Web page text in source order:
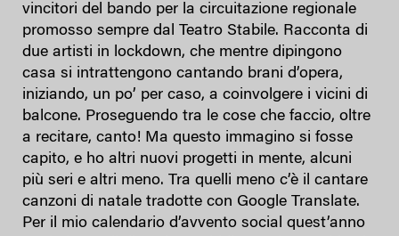
vincitori del bando per la circuitazione regionale
promosso sempre dal Teatro Stabile. Racconta di
due artisti in lockdown, che mentre dipingono
casa si intrattengono cantando brani d’opera,
iniziando, un po’ per caso, a coinvolgere i vicini di
balcone. Proseguendo tra le cose che faccio, oltre
a recitare, canto! Ma questo immagino si fosse
capito, e ho altri nuovi progetti in mente, alcuni
più seri e altri meno. Tra quelli meno c’è il cantare
canzoni di natale tradotte con Google Translate.
Per il mio calendario d’avvento social quest’anno